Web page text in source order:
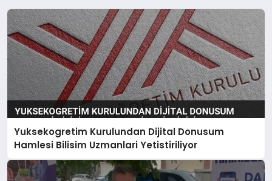
Yuksekogretim Kurulundan Dijital Donusum
Hamlesi Bilisim Uzmanlari Yetistiriliyor